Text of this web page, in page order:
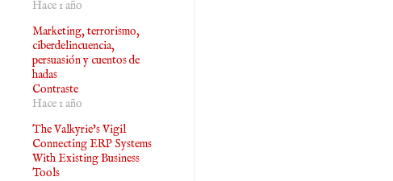
Hace 1 año
Marketing, terrorismo,
ciberdelincuencia,
persuasión y cuentos de
hadas
Contraste
Hace 1 año
The Valkyrie's Vigil
Connecting ERP Systems
With Existing Business
Tools